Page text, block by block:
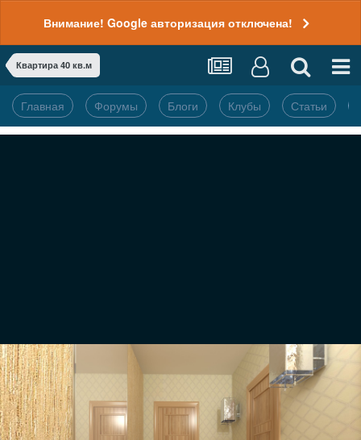
Внимание! Google авторизация отключена!
Квартира 40 кв.м
Главная Форумы Блоги Клубы Статьи